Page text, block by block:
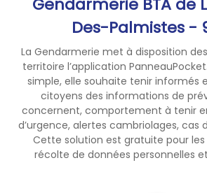
Des-Palmistes -
La Gendarmerie met à disposition
territoire l’application
simple, elle souhaite tenir informés
citoyens des informations de
concernent, comportement à tenir
d’urgence, alertes cambriolages, cas
Cette solution est gratuite pour les
récolte de données personnelles